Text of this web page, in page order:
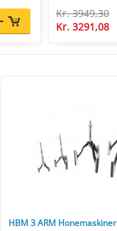
Kr. 3949,30
Kr. 3291,08
HBM 3 ARM Honemaskiner